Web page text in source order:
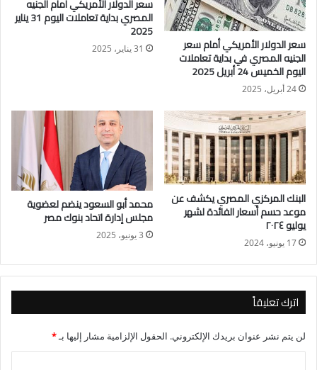
سعر الدولار الأمريكي اليوم للبيع 50.92جنيه
البنك المركزي المصري
سعر الدولار الأمريكي اليوم للشراء 50.81جنيه
سعر الدولار الأمريكي اليوم للبيع 50.95جنيه
سعر الدولار الأمريكي أمام سعر
الجنيه المصري في بداية تعاملات
اليوم الخميس 24 أبريل 2025
24 أبريل، 2025
سعر الدولار الأمريكي أمام الجنيه
المصري بداية تعاملات اليوم 31 يناير
2025
31 يناير، 2025
البنك المركزي المصري يكشف عن
موعد حسم أسعار الفائدة لشهر
يوليو ٢٠٢٤
17 يونيو، 2024
محمد أبو السعود ينضم لعضوية
مجلس إدارة اتحاد بنوك مصر
3 يونيو، 2025
اترك تعليقاً
لن يتم نشر عنوان بريدك الإلكتروني. الحقول الإلزامية مشار إليها بـ*